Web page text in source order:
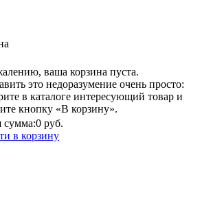
ваша корзина пуста.
это недоразумение очень просто:
в каталоге интересующий товар и
кнопку «В корзину».
0 руб.
в корзину